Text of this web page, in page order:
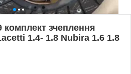
комплект зчеплення
1.4- 1.8 Nubira 1.6 1.8